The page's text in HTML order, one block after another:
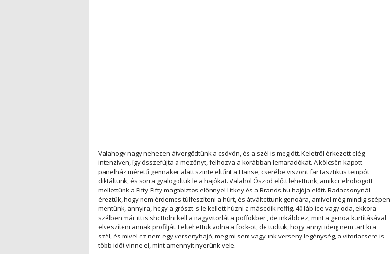
Valahogy nagy nehezen átvergődtünk a csövön, és a szél is megjött. Keletről érkezett elég
intenzíven, így összefújta a mezőnyt, felhozva a korábban lemaradókat. A kölcsön kapott
panelház méretű gennaker alatt szinte eltűnt a Hanse, cserébe viszont fantasztikus tempót
diktáltunk, és sorra gyalogoltuk le a hajókat. Valahol Öszöd előtt lehettünk, amikor elrobogott
mellettünk a Fifty-Fifty magabiztos előnnyel Litkey és a Brands.hu hajója előtt. Badacsonynál
éreztük, hogy nem érdemes túlfeszíteni a húrt, és átváltottunk genoára, amivel még mindig szépen
mentünk, annyira, hogy a grószt is le kellett húzni a második reffig. 40 láb ide vagy oda, ekkora
szélben már itt is shottolni kell a nagyvitorlát a pöffökben, de inkább ez, mint a genoa kurtításával
elveszíteni annak profilját. Feltehettük volna a fock-ot, de tudtuk, hogy annyi ideig nem tart ki a
szél, és mivel ez nem egy versenyhajó, meg mi sem vagyunk verseny legénység, a vitorlacsere is
több időt vinne el, mint amennyit nyerünk vele.